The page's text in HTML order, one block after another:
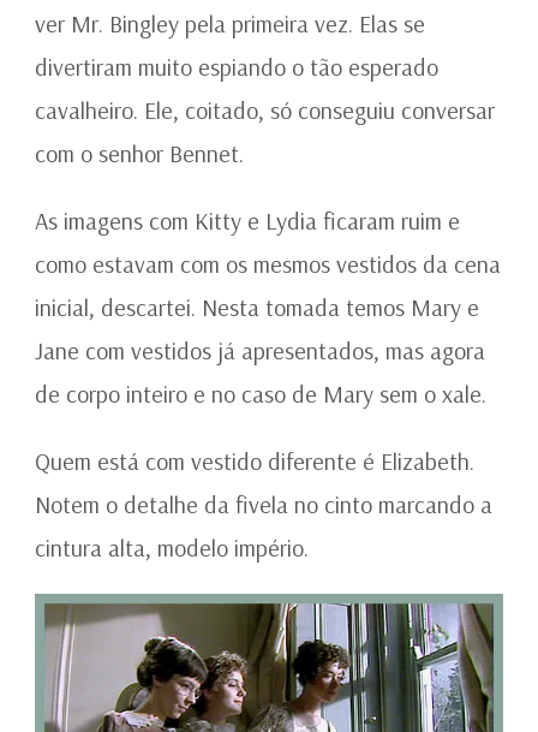
ver Mr. Bingley pela primeira vez. Elas se
divertiram muito espiando o tão esperado
cavalheiro. Ele, coitado, só conseguiu conversar
com o senhor Bennet.
As imagens com Kitty e Lydia ficaram ruim e
como estavam com os mesmos vestidos da cena
inicial, descartei. Nesta tomada temos Mary e
Jane com vestidos já apresentados, mas agora
de corpo inteiro e no caso de Mary sem o xale.
Quem está com vestido diferente é Elizabeth.
Notem o detalhe da fivela no cinto marcando a
cintura alta, modelo império.